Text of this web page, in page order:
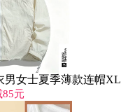
男女士夏季薄款连帽XL
85元